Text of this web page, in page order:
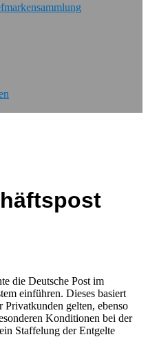
die Deutsche Post im
einführen. Dieses basiert
gelten, ebenso
Konditionen bei der
Staffelung der Entgelte